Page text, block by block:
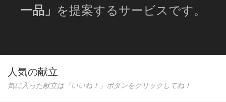
一品」 を提案するサービスです。
人気の献立
気に入った献立は「いいね！」ボタンをクリックしてね！